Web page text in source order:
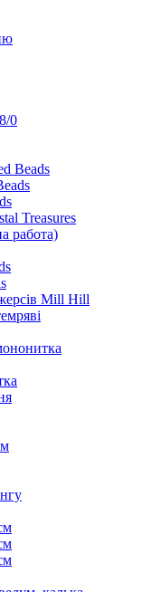
0
Beads
Treasures
работа)
Mill Hill